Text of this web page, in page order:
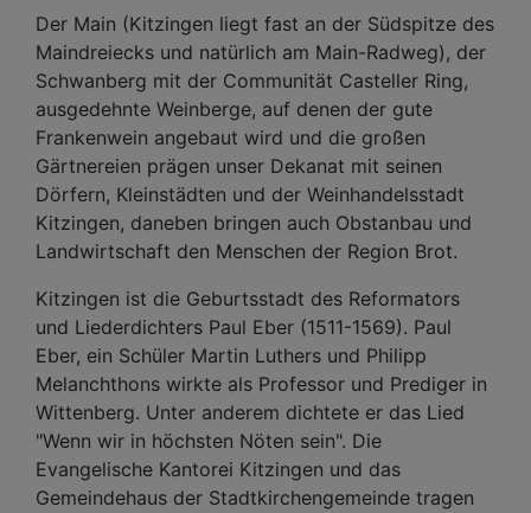
Der Main (Kitzingen liegt fast an der Südspitze des
Maindreiecks und natürlich am Main-Radweg), der
Schwanberg mit der Communität Casteller Ring,
ausgedehnte Weinberge, auf denen der gute
Frankenwein angebaut wird und die großen
Gärtnereien prägen unser Dekanat mit seinen
Dörfern, Kleinstädten und der Weinhandelsstadt
Kitzingen, daneben bringen auch Obstanbau und
Landwirtschaft den Menschen der Region Brot.
Kitzingen ist die Geburtsstadt des Reformators
und Liederdichters Paul Eber (1511-1569). Paul
Eber, ein Schüler Martin Luthers und Philipp
Melanchthons wirkte als Professor und Prediger in
Wittenberg. Unter anderem dichtete er das Lied
"Wenn wir in höchsten Nöten sein". Die
Evangelische Kantorei Kitzingen und das
Gemeindehaus der Stadtkirchengemeinde tragen